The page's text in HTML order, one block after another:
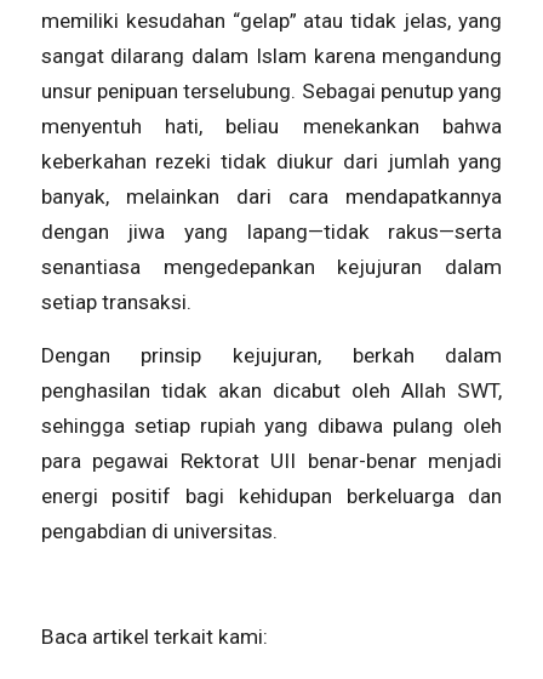
memiliki kesudahan “gelap” atau tidak jelas, yang
sangat dilarang dalam Islam karena mengandung
unsur penipuan terselubung. Sebagai penutup yang
menyentuh hati, beliau menekankan bahwa
keberkahan rezeki tidak diukur dari jumlah yang
banyak, melainkan dari cara mendapatkannya
dengan jiwa yang lapang—tidak rakus—serta
senantiasa mengedepankan kejujuran dalam
setiap transaksi.
Dengan prinsip kejujuran, berkah dalam
penghasilan tidak akan dicabut oleh Allah SWT,
sehingga setiap rupiah yang dibawa pulang oleh
para pegawai Rektorat UII benar-benar menjadi
energi positif bagi kehidupan berkeluarga dan
pengabdian di universitas.
Baca artikel terkait kami: